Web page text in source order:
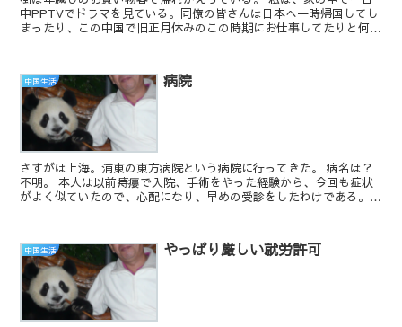
中PPTVでドラマを見ている。同僚の皆さんは日本へ一時帰国してし
まったり、この中国で旧正月休みのこの時期にお仕事してたりと何か
中国生活 病院
さすがは上海。浦東の東方病院という病院に行ってきた。 病名は？
不明。 本人は以前痔瘻で入院、手術をやった経験から、今回も症状
がよく似ていたので、心配になり、早めの受診をしたわけである。
中国生活 やっぱり厳しい就労許可